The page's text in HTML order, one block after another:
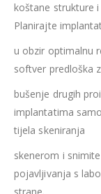
koštane strukture
Planirajte
u obzir optimalnu
softver predloška
bušenje drugih
implantatima
tijela skeniranja
skenerom i
pojavljivanja s